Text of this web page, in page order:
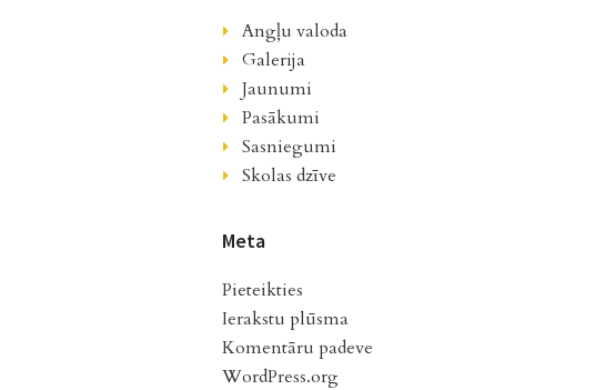
Angļu valoda
Galerija
Jaunumi
Pasākumi
Sasniegumi
Skolas dzīve
Meta
Pieteikties
Ierakstu plūsma
Komentāru padeve
WordPress.org